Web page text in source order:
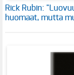
Rick Rubin:
huomaat, mutta